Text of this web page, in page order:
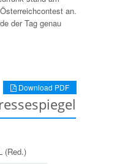
an.
der Tag genau
Download PDF
(Red.)